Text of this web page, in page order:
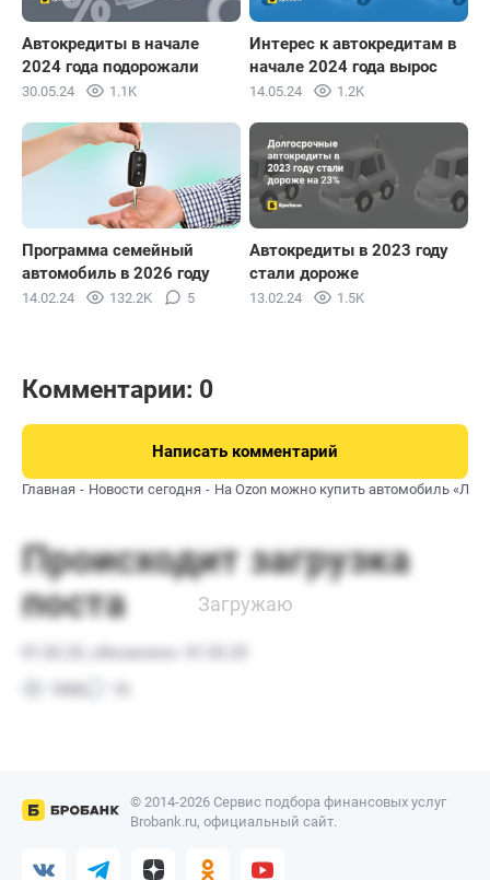
Автокредиты в начале
2024 года подорожали
30.05.24 1.1K
Интерес к автокредитам в
начале 2024 года вырос
14.05.24 1.2K
Программа семейный
автомобиль в 2026 году
14.02.24 132.2K 5
Автокредиты в 2023 году
стали дороже
13.02.24 1.5K
Комментарии: 0
Написать комментарий
Главная Новости сегодня На Ozon можно купить автомобиль
© 2014-2026 Сервис подбора финансовых услуг
Brobank.ru, официальный сайт.